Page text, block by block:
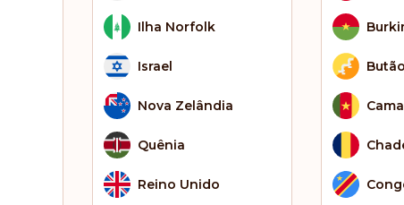
Ilha Norfolk
Israel
Nova Zelândia
Quênia
Reino Unido
Butão